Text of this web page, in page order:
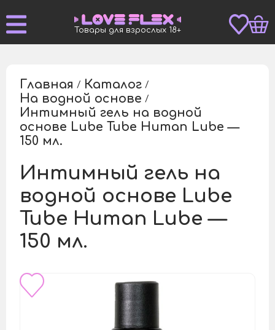
Товары для взрослых 18+
Главная / Каталог /
На водной основе /
Интимный гель на водной
основе Lube Tube Human Lube —
150 мл.
Интимный гель на
водной основе Lube
Tube Human Lube —
150 мл.